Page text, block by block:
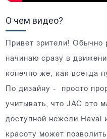
О чем видео?
Привет зрители! Обычно
начинаю сразу в
конечно же, как всегда
По дизайну - просто
учитывать, что JAC это
доступной нежели Haval
красоту может